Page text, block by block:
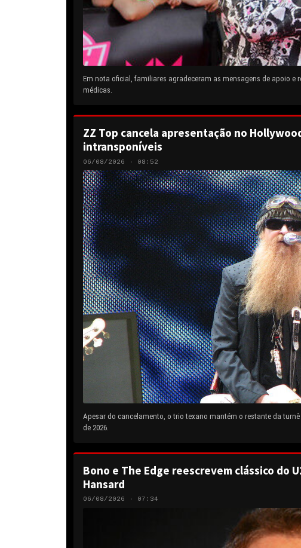
Em nota oficial, familiares agradeceram as mensagens de apoio
médicas.
ZZ Top cancela apresentação no
intransponíveis
06/08/2026 · 08:52
Apesar do cancelamento, o trio texano mantém o restante da
de 2026.
Bono e The Edge reescrevem clássico do
Hansard
06/08/2026 · 07:34